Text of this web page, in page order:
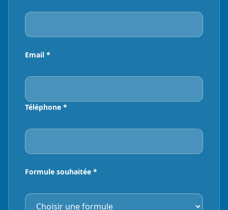
Email *
Téléphone *
Formule souhaitée *